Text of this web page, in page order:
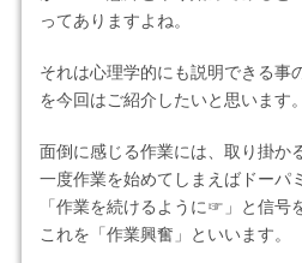
ってありますよね。
それは心理学的にも説明できる事
を今回はご紹介したいと思います。
面倒に感じる作業には、取り掛か
一度作業を始めてしまえばドーパ
「作業を続けるように☞」と信号
これを「作業興奮」といいます。